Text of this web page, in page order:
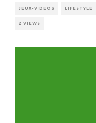
JEUX-VIDÉOS LIFESTYLE
2 VIEWS